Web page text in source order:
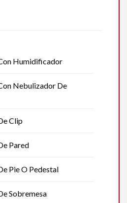
Humidificador
Nebulizador De
Clip
Pared
Pie O Pedestal
Sobremesa